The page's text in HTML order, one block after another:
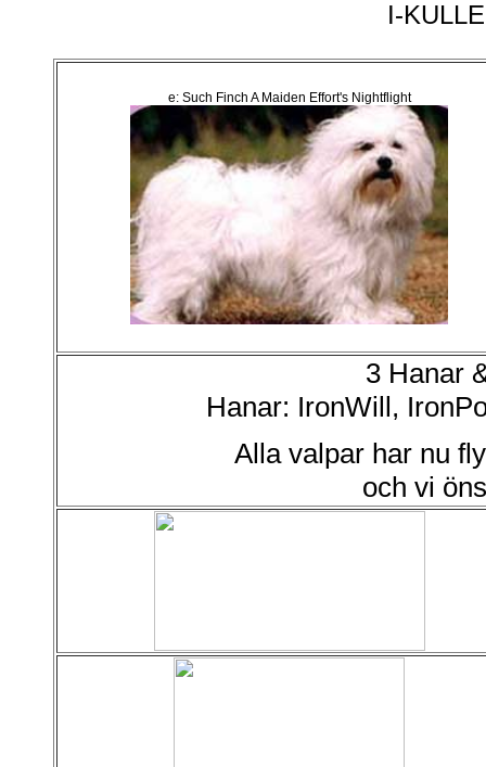
I-
e: Such Finch A Maiden Effort's Nightflight
3 Hanar
Hanar: IronWill,
Alla valpar har nu
och vi